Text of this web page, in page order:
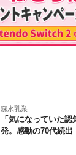
森永乳業
「気になっていた
発。感動の70代続出